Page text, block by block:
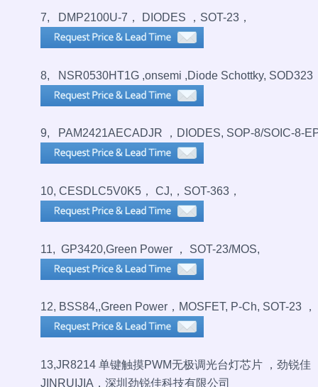
7, DMP2100U-7， DIODES ，SOT-23，
8, NSR0530HT1G ,onsemi ,Diode Schottky, SOD323
9, PAM2421AECADJR ，DIODES, SOP-8/SOIC-8-
10, CESDLC5V0K5， CJ,，SOT-363，
11, GP3420,Green Power ， SOT-23/MOS,
12, BSS84,,Green Power，MOSFET, P-Ch, SOT-23 ，
13,JR8214 单键触摸PWM无极调光台灯芯片 ，劲锐佳
JINRUIJIA，深圳劲锐佳科技有限公司